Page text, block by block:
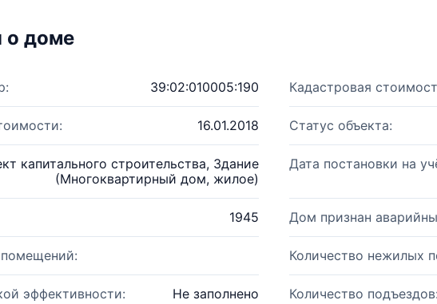
о доме
39:02:010005:190 Кадастровая
16.01.2018 Статус объекта:
капитального строительства, Здание
(Многоквартирный дом, жилое)
Дата постановки на
1945 Дом признан
Количество нежилых
эффективности: Не заполнено Количество подъездов: